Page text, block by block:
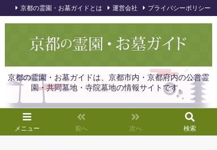
京都の霊園・お墓ガイドは、京都市内・京都府内の公営霊
園・共同墓地・寺院墓地の情報サイトです。
メニュー 前へ 次へ 検索
京都の霊園・お墓ガイドとは 運営会社 プライバシーポリシー